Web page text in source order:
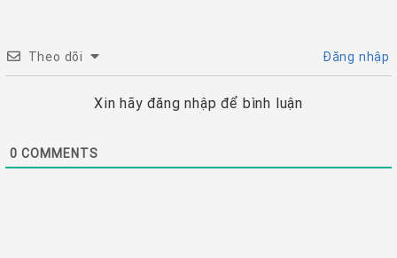
Theo dõi Đăng nhập
Xin hãy đăng nhập để bình luận
0 COMMENTS